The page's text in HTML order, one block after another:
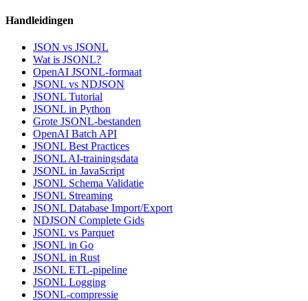
Handleidingen
JSON vs JSONL
Wat is JSONL?
OpenAI JSONL-formaat
JSONL vs NDJSON
JSONL Tutorial
JSONL in Python
Grote JSONL-bestanden
OpenAI Batch API
JSONL Best Practices
JSONL AI-trainingsdata
JSONL in JavaScript
JSONL Schema Validatie
JSONL Streaming
JSONL Database Import/Export
NDJSON Complete Gids
JSONL vs Parquet
JSONL in Go
JSONL in Rust
JSONL ETL-pipeline
JSONL Logging
JSONL-compressie